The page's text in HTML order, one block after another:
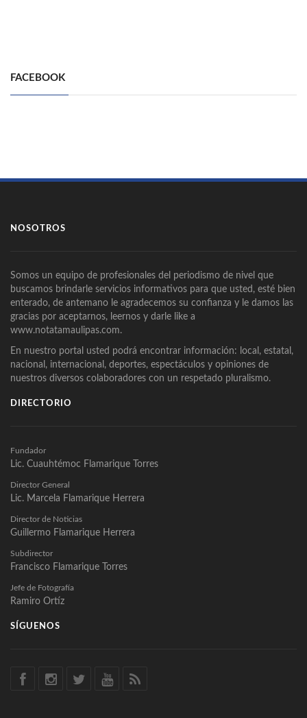
FACEBOOK
NOSOTROS
Somos un equipo de profesionales del periodismo de nivel que
buscamos brindarle servicios informativos para que usted, esté bien
enterado, de antemano le agradecemos su confianza y le damos las
gracias por aceptarnos, leernos y darle like a
www.notatamaulipas.com.
En nuestro portal usted podrá encontrar información: local, estatal,
nacional, internacional, deportes, espectáculos y opiniones de
nuestros diversos colaboradores con un respetado pluralismo.
DIRECTORIO
Fundador
Lic. Cuauhtémoc Flamarique Torres
Director General
Lic. Marcela Flamarique Herrera
Director de Noticias
Guillermo Flamarique Herrera
Subdirector
Francisco Flamarique Torres
Jefe de Fotografía
Ramiro Ortíz
SÍGUENOS